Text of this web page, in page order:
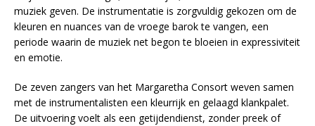
muziek geven. De instrumentatie is zorgvuldig gekozen om de
kleuren en nuances van de vroege barok te vangen, een
periode waarin de muziek net begon te bloeien in expressiviteit
en emotie.
De zeven zangers van het Margaretha Consort weven samen
met de instrumentalisten een kleurrijk en gelaagd klankpalet.
De uitvoering voelt als een getijdendienst, zonder preek of